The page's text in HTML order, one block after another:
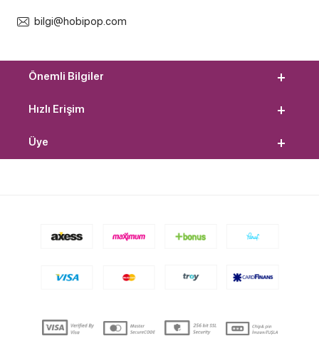
bilgi@hobipop.com
Önemli Bilgiler
Hızlı Erişim
Üye